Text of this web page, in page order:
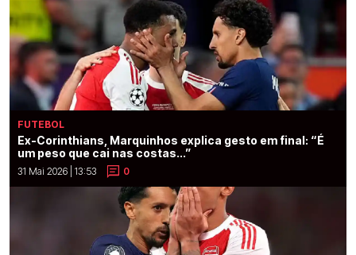
FUTEBOL
Ex-Corinthians, Marquinhos explica gesto em final: “É
um peso que cai nas costas...”
31 Mai 2026 | 13:53 0